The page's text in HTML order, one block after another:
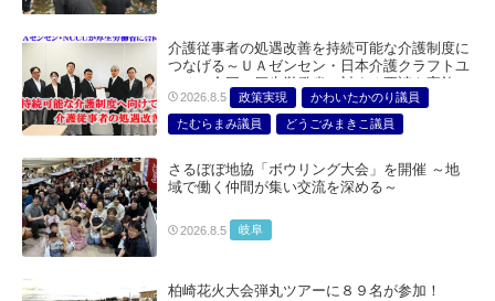
介護従事者の処遇改善を持続可能な介護制度に
つなげる～ＵＡゼンセン・日本介護クラフトユ
ニオン合同で厚生労働省に対する要請を実施～
2026.8.5 政策実現
かわいたかのり議員
たむらまみ議員
どうごみまきこ議員
さるぼぼ地協「ボウリング大会」を開催 ～地
域で働く仲間が集い交流を深める～
2026.8.5 岐阜
柏崎花火大会弾丸ツアーに８９名が参加！